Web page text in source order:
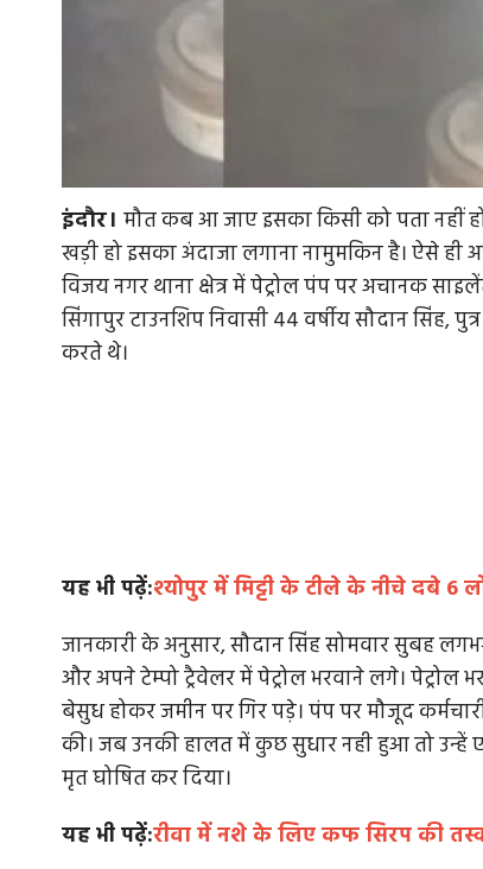
इंदौर। मौत कब आ जाए इसका किसी को पता नहीं
खड़ी हो इसका अंदाजा लगाना नामुमकिन है। ऐसे
विजय नगर थाना क्षेत्र में पेट्रोल पंप पर अचानक
सिंगापुर टाउनशिप निवासी 44 वर्षीय सौदान सिंह,
करते थे।
यह भी पढ़ें:श्योपुर में मिट्टी के टीले के नीचे दबे 6
जानकारी के अनुसार, सौदान सिंह सोमवार सुबह
और अपने टेम्पो ट्रैवेलर में पेट्रोल भरवाने लगे।
बेसुध होकर जमीन पर गिर पड़े। पंप पर मौजूद
की। जब उनकी हालत में कुछ सुधार नही हुआ तो उन्हें
मृत घोषित कर दिया।
यह भी पढ़ें:रीवा में नशे के लिए कफ सिरप की